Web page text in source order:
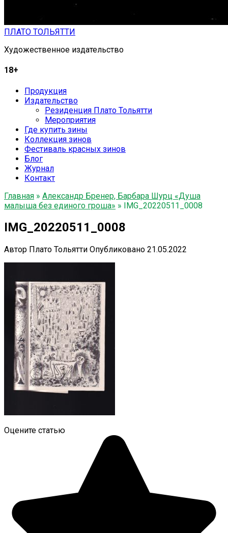
ПЛАТО ТОЛЬЯТТИ
Художественное издательство
18+
Продукция
Издательство
Резиденция Плато Тольятти
Мероприятия
Где купить зины
Коллекция зинов
Фестиваль красных зинов
Блог
Журнал
Контакт
Главная » Александр Бренер, Барбара Шурц «Душа
малыша без единого гроша» » IMG_20220511_0008
IMG_20220511_0008
Автор Плато Тольятти Опубликовано 21.05.2022
Оцените статью